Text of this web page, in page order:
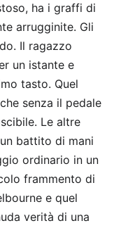
ha i graffi di
arrugginite. Gli
Il ragazzo
un istante e
tasto. Quel
senza il pedale
Le altre
battito di mani
ordinario in un
frammento di
e quel
verità di una